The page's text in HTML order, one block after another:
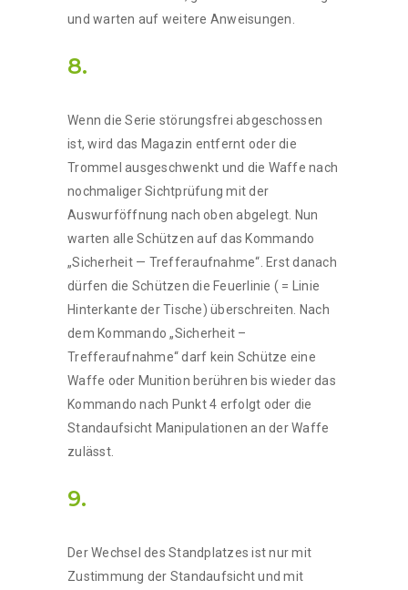
und warten auf weitere Anweisungen.
8.
Wenn die Serie störungsfrei abgeschossen
ist, wird das Magazin entfernt oder die
Trommel ausgeschwenkt und die Waffe nach
nochmaliger Sichtprüfung mit der
Auswurföffnung nach oben abgelegt. Nun
warten alle Schützen auf das Kommando
„Sicherheit — Trefferaufnahme“. Erst danach
dürfen die Schützen die Feuerlinie ( = Linie
Hinterkante der Tische) überschreiten. Nach
dem Kommando „Sicherheit –
Trefferaufnahme“ darf kein Schütze eine
Waffe oder Munition berühren bis wieder das
Kommando nach Punkt 4 erfolgt oder die
Standaufsicht Manipulationen an der Waffe
zulässt.
9.
Der Wechsel des Standplatzes ist nur mit
Zustimmung der Standaufsicht und mit